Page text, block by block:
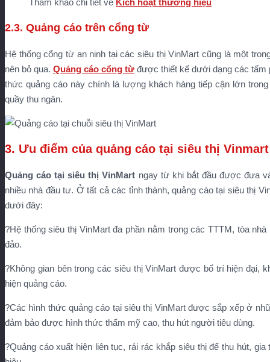
2.3. Quảng cáo trên cổng từ
Hệ thống cổng từ an ninh tại các siêu thị VinMart cũng là một
nên bỏ qua. Quảng cáo cổng từ được thiết kế dưới dạng các tấm
thức quảng cáo này chính là lượng khách hàng tiếp cận lớn
quầy thu ngân.
3. Ưu điểm của quảng cáo tại siêu thị Vinmart
Quảng cáo tại siêu thị VinMart ngay từ khi bắt đầu được đưa
nhiều nhà đầu tư. Ở tất cả các tỉnh thành, quảng cáo tại siêu thị
dưới đây:
?Hệ thống siêu thị VinMart đa phần nằm trong các TTTM, tòa
đảo.
?Không gian bên trong các siêu thị VinMart được bố trí hiện đại,
hiện quảng cáo.
?Các hình thức quảng cáo tại siêu thị VinMart được sắp xếp ở
đảm bảo được hình thức thẩm mỹ cao, thu hút người tiêu dùng.
?Quảng cáo xuất hiện liên tục, rải rác khắp siêu thị để thu hút,